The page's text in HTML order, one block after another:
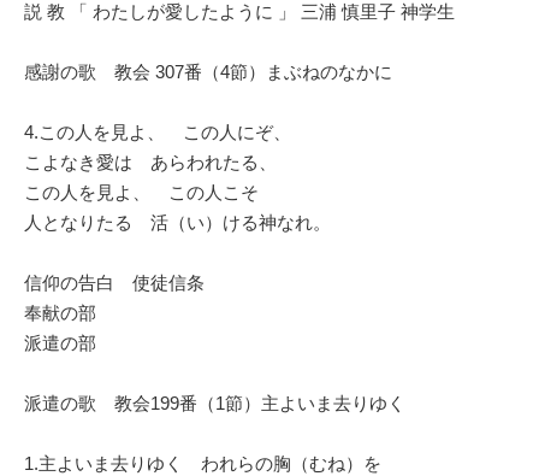
説 教 「 わたしが愛したように 」 三浦 慎里子 神学生
感謝の歌 教会 307番（4節）まぶねのなかに
4.この人を見よ、 この人にぞ、
こよなき愛は あらわれたる、
この人を見よ、 この人こそ
人となりたる 活（い）ける神なれ。
信仰の告白 使徒信条
奉献の部
派遣の部
派遣の歌 教会199番（1節）主よいま去りゆく
1.主よいま去りゆく われらの胸（むね）を